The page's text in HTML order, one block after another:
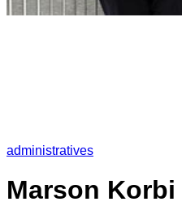
administratives
Marson Korbi